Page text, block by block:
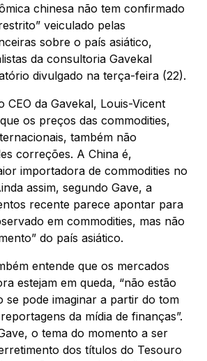
chinesa não tem confirmado
veiculado pelas
sobre o país asiático,
da consultoria Gavekal
divulgado na terça-feira (22).
CEO da Gavekal, Louis-Vicent
os preços das commodities,
também não
correções. A China é,
importadora de commodities no
assim, segundo Gave, a
recente parece apontar para
em commodities, mas não
do país asiático.
entende que os mercados
estejam em queda, “não estão
se pode imaginar a partir do tom
da mídia de finanças”.
o tema do momento a ser
dos títulos do Tesouro